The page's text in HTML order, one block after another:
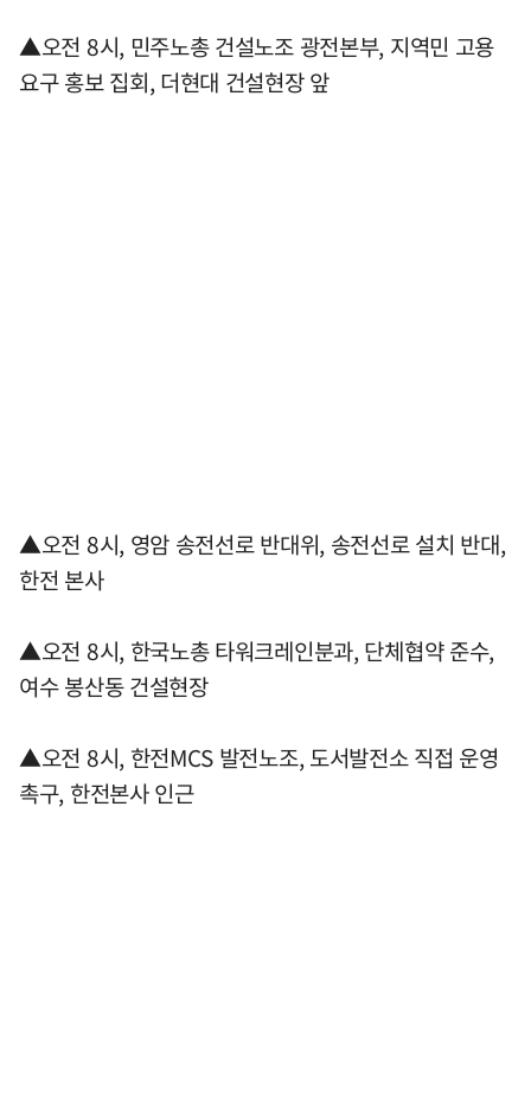
▲오전 8시, 민주노총 건설노조 광전본부, 지역민 고용
요구 홍보 집회, 더현대 건설현장 앞
▲오전 8시, 영암 송전선로 반대위, 송전선로 설치 반대,
한전 본사
▲오전 8시, 한국노총 타워크레인분과, 단체협약 준수,
여수 봉산동 건설현장
▲오전 8시, 한전MCS 발전노조, 도서발전소 직접 운영
촉구, 한전본사 인근